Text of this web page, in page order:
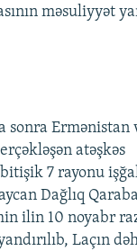
məsuliyyət
sonra Ermənistan
atəşkəs
bitişik 7 rayonu
Dağlıq
ilin 10 noyabr
Laçın